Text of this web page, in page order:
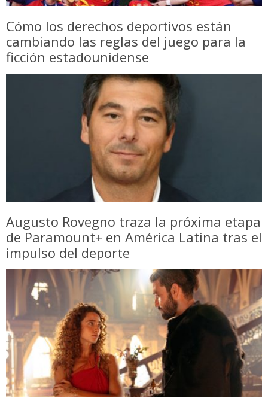
Cómo los derechos deportivos están
cambiando las reglas del juego para la
ficción estadounidense
Augusto Rovegno traza la próxima etapa
de Paramount+ en América Latina tras el
impulso del deporte